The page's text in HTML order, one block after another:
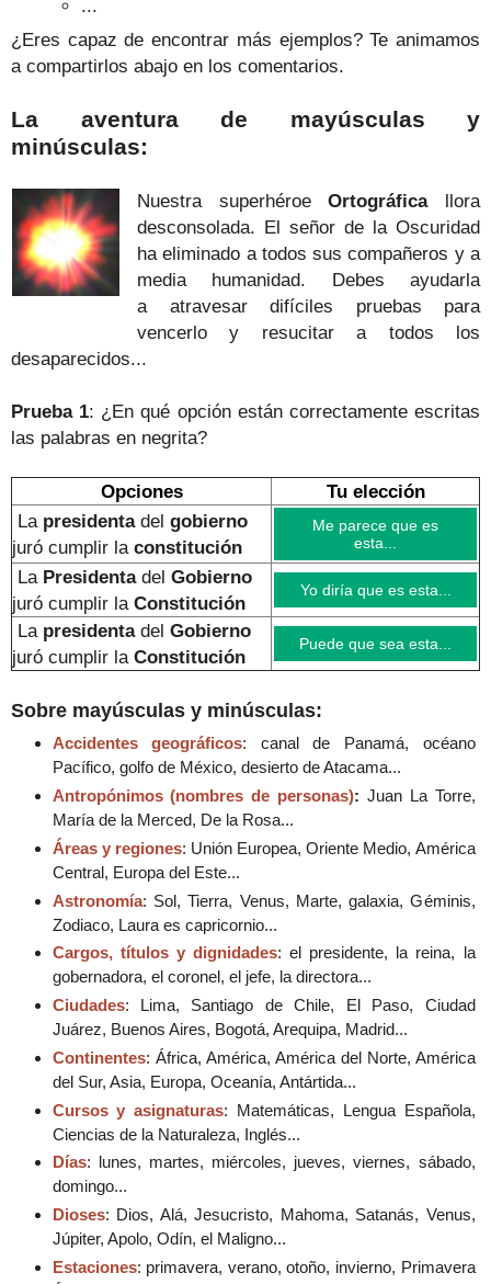
¿Eres capaz de encontrar más ejemplos? Te animamos
a compartirlos abajo en los comentarios.
La aventura de mayúsculas y
minúsculas:
Nuestra superhéroeOrtográficallora
desconsolada. El señor de la Oscuridad
ha eliminado a todos sus compañeros y a
media humanidad. Debes ayudarla
a atravesar difíciles pruebas para
vencerlo y resucitar a todos los
desaparecidos...
Prueba 1: ¿En qué opción están correctamente escritas
las palabras en negrita?
Opciones
Tu elección
La presidenta del gobierno
juró cumplir la constitución
Me parece que es
esta...
La Presidenta del Gobierno
juró cumplir la Constitución
Yo diría que es esta...
La presidenta del Gobierno
juró cumplir la Constitución
Puede que sea esta...
Sobre mayúsculas y minúsculas:
Accidentes geográficos: canal de Panamá, océano
Pacífico, golfo de México, desierto de Atacama...
Antropónimos (nombres de personas): Juan La Torre,
María de la Merced, De la Rosa...
Áreas y regiones: Unión Europea, Oriente Medio, América
Central, Europa del Este...
Astronomía: Sol, Tierra, Venus, Marte, galaxia, Géminis,
Zodiaco, Laura es capricornio...
Cargos, títulos y dignidades: el presidente, la reina, la
gobernadora, el coronel, el jefe, la directora...
Ciudades: Lima, Santiago de Chile, El Paso, Ciudad
Juárez, Buenos Aires, Bogotá, Arequipa, Madrid...
Continentes: África, América, América del Norte, América
del Sur, Asia, Europa, Oceanía, Antártida...
Cursos y asignaturas: Matemáticas, Lengua Española,
Ciencias de la Naturaleza, Inglés...
Días: lunes, martes, miércoles, jueves, viernes, sábado,
domingo...
Dioses: Dios, Alá, Jesucristo, Mahoma, Satanás, Venus,
Júpiter, Apolo, Odín, el Maligno...
Estaciones: primavera, verano, otoño, invierno, Primavera